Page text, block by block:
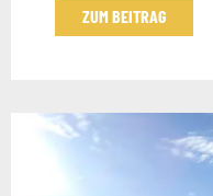
ZUM BEITRAG